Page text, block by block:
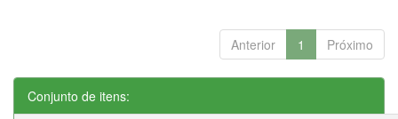
Anterior 1 Próximo
Conjunto de itens: